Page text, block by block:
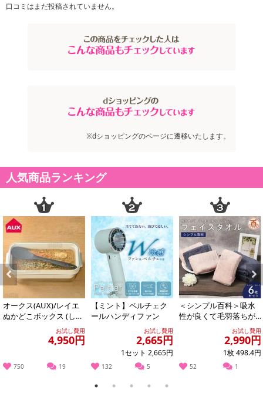
口コミはまだ投稿されていません。
※dショッピングのページに遷移いたします。
人気商品ランキング
Previous
オークス(AUX)/レイエ
ぬかどこボックス (しゃ
もじ付き) ※日本製/LE
お試し費用
4,950円
750 19
【ミント】ペルチェク
ールハンディファン
お試し費用
2,665円
1セット 2,665円
132 5
＜シンプル百科＞吸水
性が良くて毛羽落ちが
少ないフェイスタオル
ネイビーピンクアソ...
お試し費用
2,990円
1枚 498.4円
52 1
Next
1 2 3 4 5